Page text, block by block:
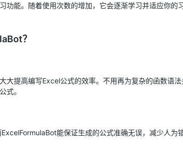
功能。随着使用次数的增加，它会逐渐学习并适应你
？
大提高编写Excel公式的效率。不用再为复杂的函数语法
式。
能保证生成的公式准确无误，减少人为